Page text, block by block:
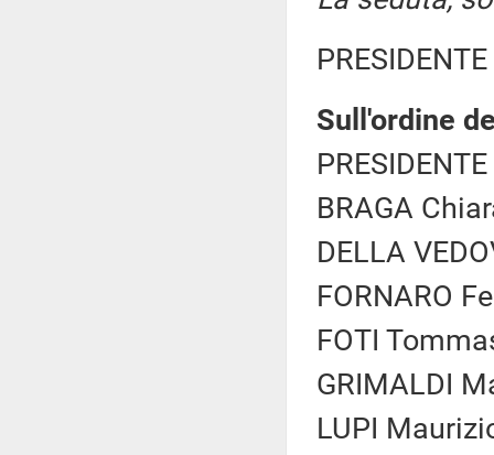
Sull'ordine
BRAGA
DELLA
FORNARO
FOTI
GRIMALDI
LUPI